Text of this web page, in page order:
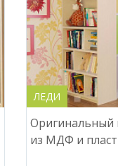
ЛЕДИ
Оригинальный
из МДФ и